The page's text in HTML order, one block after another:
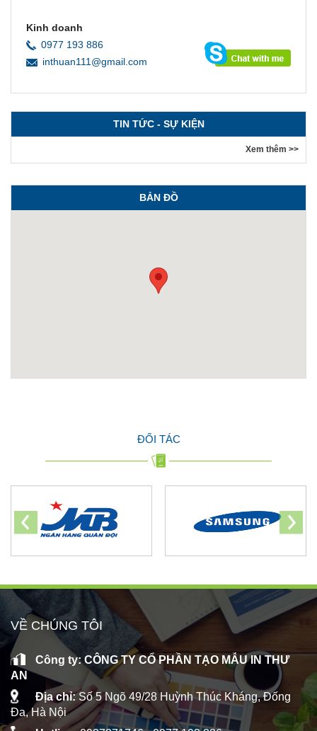
Kinh doanh
0977 193 886
inthuan111@gmail.com
TIN TỨC - SỰ KIỆN
Xem thêm >>
BẢN ĐỒ
ĐỐI TÁC
VỀ CHÚNG TÔI
Công ty: CÔNG TY CỔ PHẦN TẠO MẪU IN THƯ
AN
Địa chỉ:Số 5 Ngõ 49/28 Huỳnh Thúc Kháng, Đống
Đa, Hà Nội